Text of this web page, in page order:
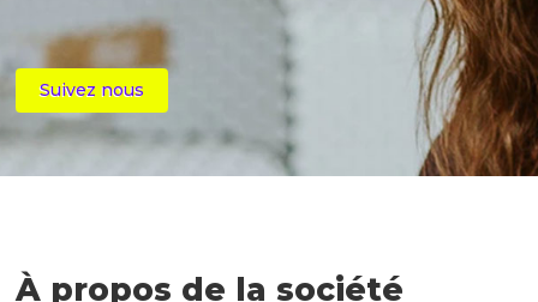
Suivez nous
À propos de la société